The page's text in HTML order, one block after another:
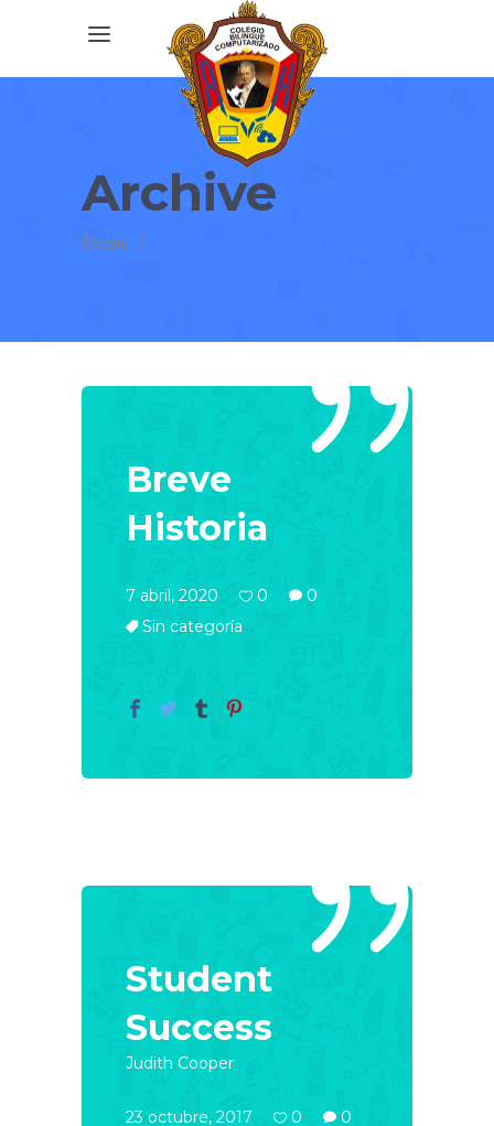
Archive
Home /
Breve
Historia
7 abril, 2020 0
0
Sin categoría
Student
Success
Judith Cooper
23 octubre, 2017 0
0